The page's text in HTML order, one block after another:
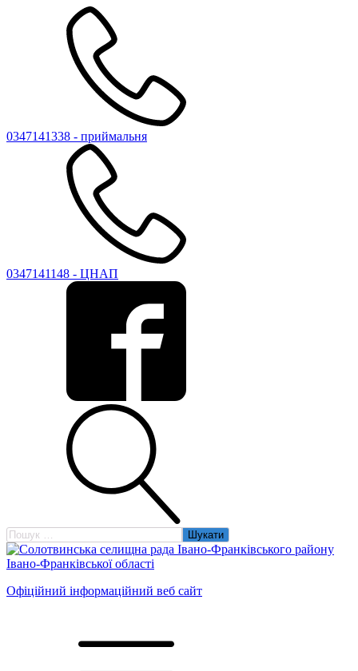
0347141338 - приймальня
0347141148 - ЦНАП
Пошук:
Офіційний інформаційний веб сайт